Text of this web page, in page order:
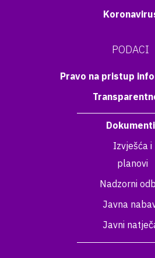
PODACI
Pravo na pristup
Dokumenti
Izvješća i
planovi
Nadzorni
Javna
Javni